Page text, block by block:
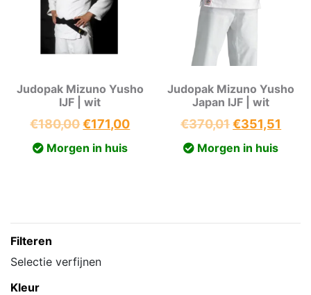
Judopak Mizuno Yusho
IJF | wit
€180,00Oorspronkelijke
prijs
€171,00Huidige
Morgen in huis
Judopak Mizuno Yusho
Japan IJF | wit
€370,01
prijs
€351,51
Morgen in huis
Filteren
Selectie verfijnen
Kleur